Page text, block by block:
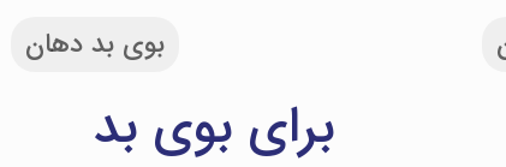
بوی بد دهان
برای بوی بد